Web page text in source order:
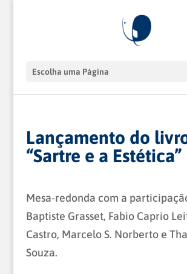
Escolha uma Página
Lançamento do
“Sartre e a Estética”
Mesa-redonda com a
Baptiste Grasset, Fabio Caprio
Castro, Marcelo S. Norberto e
Souza.